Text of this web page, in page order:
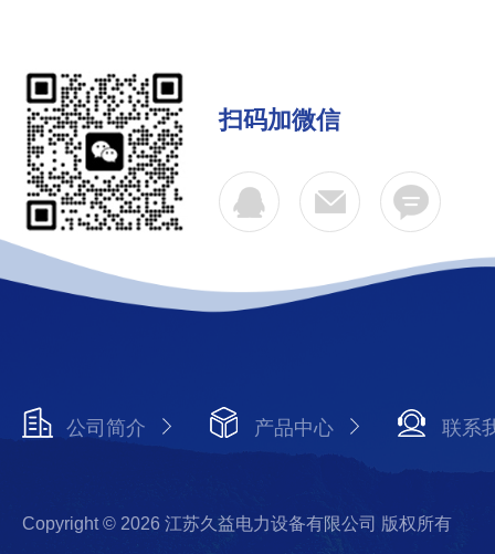
扫码加微信
公司简介 产品中心 联系
Copyright © 2026 江苏久益电力设备有限公司 版权所有